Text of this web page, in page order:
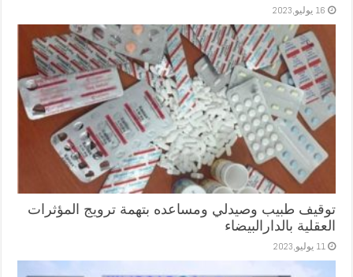
16 يوليو,2023
توقيف طبيب وصيدلي ومساعده بتهمة ترويج المؤثرات
العقلية بالدارالبيضاء
11 يوليو,2023